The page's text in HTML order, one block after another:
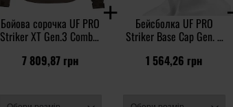
Бойова сорочка UF PRO
Striker XT Gen.3 Combat
7 809,87 грн
Бейсболка UF PRO
Striker Base Cap Gen. 2
1 564,26 грн